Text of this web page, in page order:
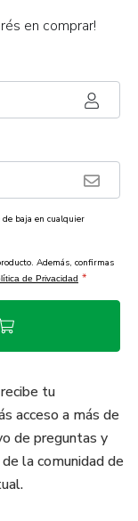
en comprar!
baja en cualquier
Además, confirmas
de Privacidad *
tu
acceso a más de
de preguntas y
la comunidad de